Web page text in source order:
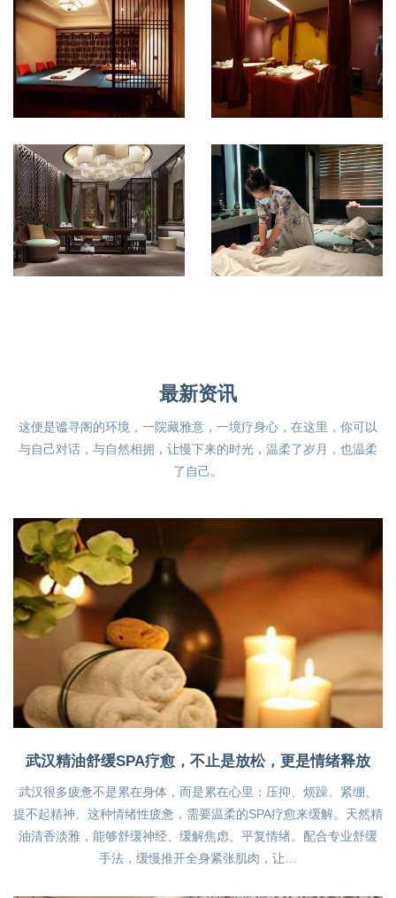
最新资讯
这便是谧寻阁的环境，一院藏雅意，一境疗身心，在这里，你可以
与自己对话，与自然相拥，让慢下来的时光，温柔了岁月，也温柔
了自己。
武汉精油舒缓SPA疗愈，不止是放松，更是情绪释放
武汉很多疲惫不是累在身体，而是累在心里：压抑、烦躁、紧绷、
提不起精神。这种情绪性疲惫，需要温柔的SPA疗愈来缓解。天然精
油清香淡雅，能够舒缓神经、缓解焦虑、平复情绪。配合专业舒缓
手法，缓慢推开全身紧张肌肉，让…